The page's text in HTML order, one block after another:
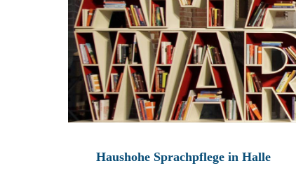
Haushohe Sprachpflege in Halle